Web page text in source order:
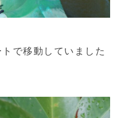
で移動していました